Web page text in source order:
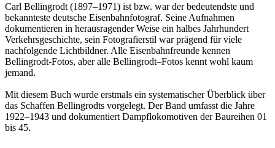
Carl Bellingrodt (1897–1971) ist bzw. war der bedeutendste und
bekannteste deutsche Eisenbahnfotograf. Seine Aufnahmen
dokumentieren in herausragender Weise ein halbes Jahrhundert
Verkehrsgeschichte, sein Fotografierstil war prägend für viele
nachfolgende Lichtbildner. Alle Eisenbahnfreunde kennen
Bellingrodt-Fotos, aber alle Bellingrodt–Fotos kennt wohl kaum
jemand.
Mit diesem Buch wurde erstmals ein systematischer Überblick über
das Schaffen Bellingrodts vorgelegt. Der Band umfasst die Jahre
1922–1943 und dokumentiert Dampflokomotiven der Baureihen 01
bis 45.